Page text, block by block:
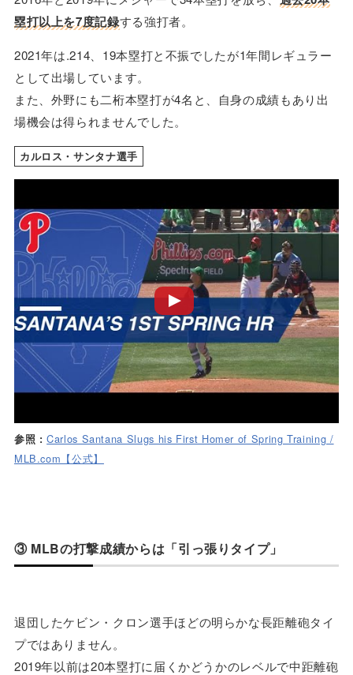
塁打以上を7度記録する強打者。
2021年は.214、19本塁打と不振でしたが1年間レギュラー
として出場しています。
また、外野にも二桁本塁打が4名と、自身の成績もあり出
場機会は得られませんでした。
カルロス・サンタナ選手
参照 : Carlos Santana Slugs his First Homer of Spring Training /
MLB.com【公式】
③ MLBの打撃成績からは「引っ張りタイプ」
退団したケビン・クロン選手ほどの明らかな長距離砲タイ
プではありません。
2019年以前は20本塁打に届くかどうかのレベルで中距離砲